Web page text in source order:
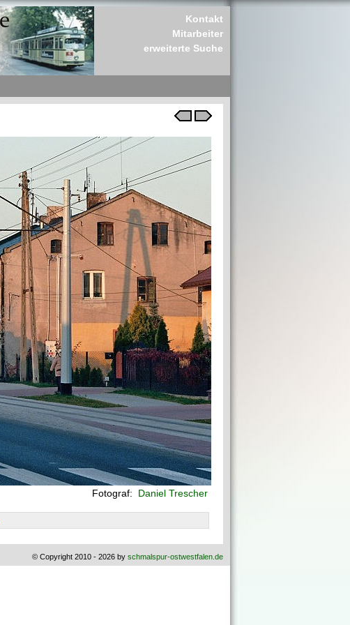
Kontakt
Mitarbeiter
erweiterte Suche
Fotograf: Daniel Trescher
© Copyright 2010 - 2026 by schmalspur-ostwestfalen.de